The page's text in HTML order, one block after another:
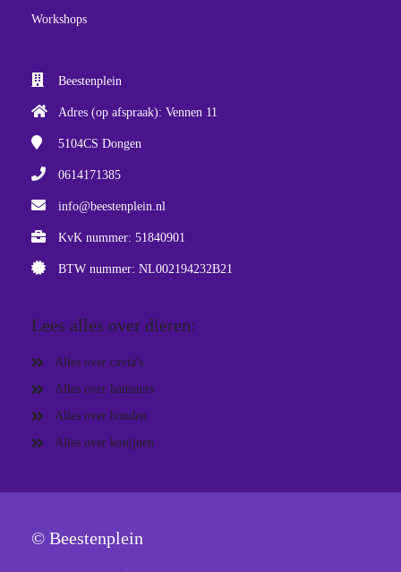
Workshops
Beestenplein
Adres (op afspraak): Vennen 11
5104CS Dongen
0614171385
info@beestenplein.nl
KvK nummer: 51840901
BTW nummer: NL002194232B21
Lees alles over dieren:
Alles over cavia's
Alles over hamsters
Alles over honden
Alles over konijnen
© Beestenplein